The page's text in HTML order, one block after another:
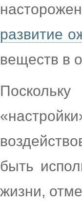
развитие
веществ в
быть
жизни,